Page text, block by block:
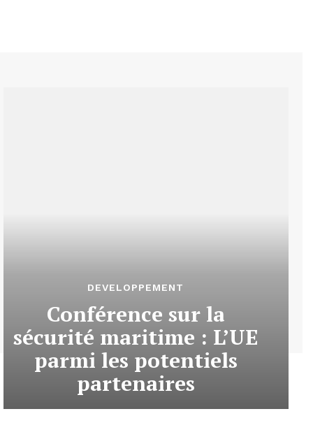
DEVELOPPEMENT
Conférence sur la
sécurité maritime : L’UE
parmi les potentiels
partenaires